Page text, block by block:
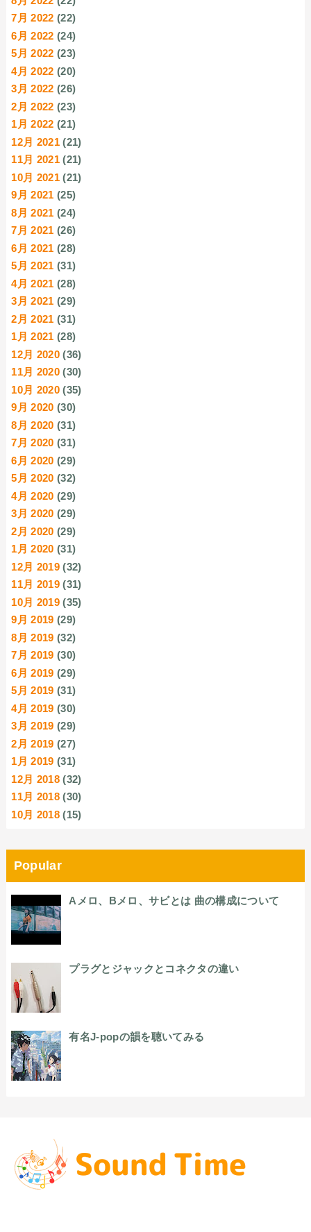
7月 2022 (22)
6月 2022 (24)
5月 2022 (23)
4月 2022 (20)
3月 2022 (26)
2月 2022 (23)
1月 2022 (21)
12月 2021 (21)
11月 2021 (21)
10月 2021 (21)
9月 2021 (25)
8月 2021 (24)
7月 2021 (26)
6月 2021 (28)
5月 2021 (31)
4月 2021 (28)
3月 2021 (29)
2月 2021 (31)
1月 2021 (28)
12月 2020 (36)
11月 2020 (30)
10月 2020 (35)
9月 2020 (30)
8月 2020 (31)
7月 2020 (31)
6月 2020 (29)
5月 2020 (32)
4月 2020 (29)
3月 2020 (29)
2月 2020 (29)
1月 2020 (31)
12月 2019 (32)
11月 2019 (31)
10月 2019 (35)
9月 2019 (29)
8月 2019 (32)
7月 2019 (30)
6月 2019 (29)
5月 2019 (31)
4月 2019 (30)
3月 2019 (29)
2月 2019 (27)
1月 2019 (31)
12月 2018 (32)
11月 2018 (30)
10月 2018 (15)
Popular
Aメロ、Bメロ、サビとは 曲の構成について
プラグとジャックとコネクタの違い
有名J-popの韻を聴いてみる